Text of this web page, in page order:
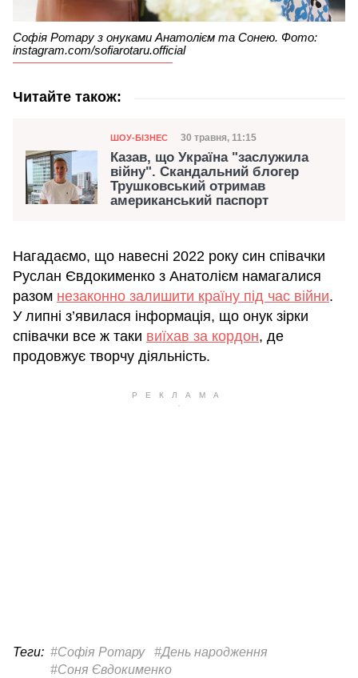
Софія Ротару з онуками Анатолієм та Сонею. Фото:
instagram.com/sofiarotaru.official
Читайте також:
Категорія
ШОУ-БІЗНЕС Дата публікації
30 травня, 11:15
Казав, що Україна "заслужила
війну". Скандальний блогер
Трушковський отримав
американський паспорт
Нагадаємо, що навесні 2022 року син співачки
Руслан Євдокименко з Анатолієм намагалися
разом незаконно залишити країну під час війни.
У липні з’явилася інформація, що онук зірки
співачки все ж таки виїхав за кордон, де
продовжує творчу діяльність.
Теги: #Софія Ротару
#День народження
#Соня Євдокименко